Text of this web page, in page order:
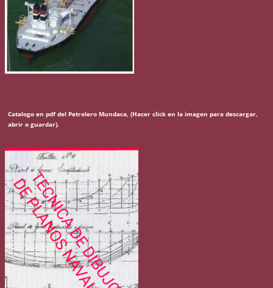
Catalogo en pdf del Petrolero Mundaca, (Hacer click en la imagen para descargar,
abrir o guardar).